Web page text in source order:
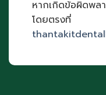
หากเกิดข้อผิดพล
โดยตรงที่